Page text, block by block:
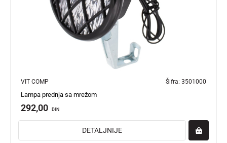
VIT COMP Šifra: 3501000
Lampa prednja sa mrežom
292,00 DIN
DETALJNIJE